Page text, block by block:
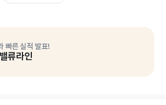
빠른 실적 발표!
류라인